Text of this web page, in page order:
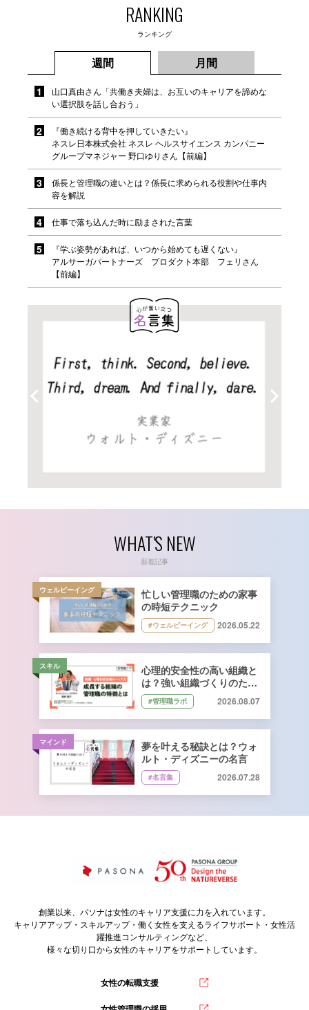
RANKING
ランキング
週間 月間
山口真由さん「共働き夫婦は、お互いのキャリアを諦めな
い選択肢を話し合おう」
『働き続ける背中を押していきたい』
ネスレ日本株式会社 ネスレ ヘルスサイエンス カンパニー
グループマネジャー 野口ゆりさん【前編】
係長と管理職の違いとは？係長に求められる役割や仕事内
容を解説
仕事で落ち込んだ時に励まされた言葉
『学ぶ姿勢があれば、いつから始めても遅くない』
アルサーガパートナーズ プロダクト本部 フェリさん
【前編】
WHAT'S NEW
新着記事
ウェルビーイング
忙しい管理職のための家事
の時短テクニック
#ウェルビーイング 2026.05.22
スキル
心理的安全性の高い組織と
は？強い組織づくりのため
に管理職ができること｜石
井遼介さん監修
#管理職ラボ 2026.08.07
マインド
夢を叶える秘訣とは？ウォ
ルト・ディズニーの名言
#名言集 2026.07.28
創業以来、パソナは女性のキャリア支援に力を入れています。
キャリアアップ・スキルアップ・働く女性を支えるライフサポート・女性活
躍推進コンサルティングなど、
様々な切り口から女性のキャリアをサポートしています。
女性の転職支援